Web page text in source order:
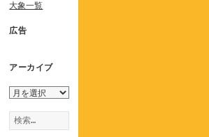
大象一覧
広告
アーカイブ
ア
カ
イ
検
索: